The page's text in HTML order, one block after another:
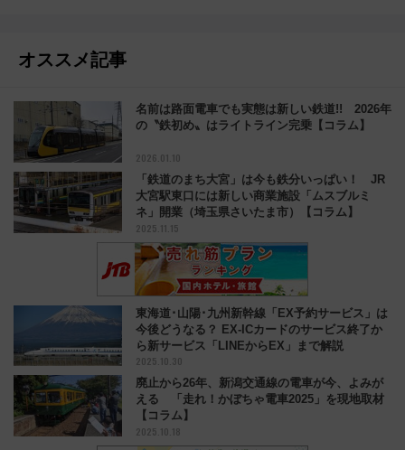
オススメ記事
名前は路面電車でも実態は新しい鉄道!! 2026年
の〝鉄初め〟はライトライン完乗【コラム】
2026.01.10
「鉄道のまち大宮」は今も鉄分いっぱい！ JR
大宮駅東口には新しい商業施設「ムスブルミ
ネ」開業（埼玉県さいたま市）【コラム】
2025.11.15
東海道･山陽･九州新幹線「EX予約サービス」は
今後どうなる？ EX-ICカードのサービス終了か
ら新サービス「LINEからEX」まで解説
2025.10.30
廃止から26年、新潟交通線の電車が今、よみが
える 「走れ！かぼちゃ電車2025」を現地取材
【コラム】
2025.10.18